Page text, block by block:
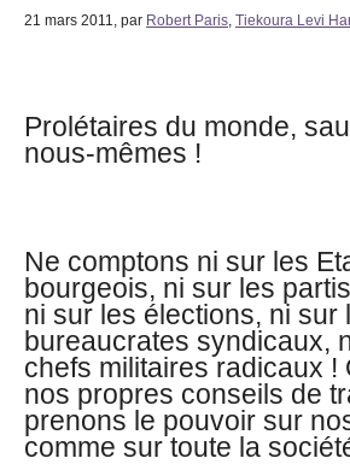
21 mars 2011, par Robert Paris, Tiekoura Levi
Prolétaires du monde,
nous-mêmes !
Ne comptons ni sur les
bourgeois, ni sur les
ni sur les élections, ni sur
bureaucrates syndicaux,
chefs militaires radicaux !
nos propres conseils de
prenons le pouvoir sur
comme sur toute la